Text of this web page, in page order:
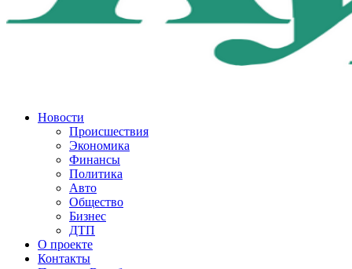
Новости
Происшествия
Экономика
Финансы
Политика
Авто
Общество
Бизнес
ДТП
О проекте
Контакты